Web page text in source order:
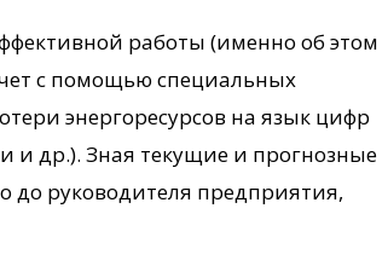
работы (именно об этом
с помощью специальных
энергоресурсов на язык цифр
и др.). Зная текущие и прогнозные
до руководителя предприятия,